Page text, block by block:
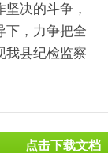
决的斗争，
下，力争把全
我县纪检监察
点击下载文档